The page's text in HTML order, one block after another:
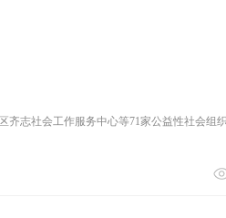
齐志社会工作服务中心等71家公益性社会组